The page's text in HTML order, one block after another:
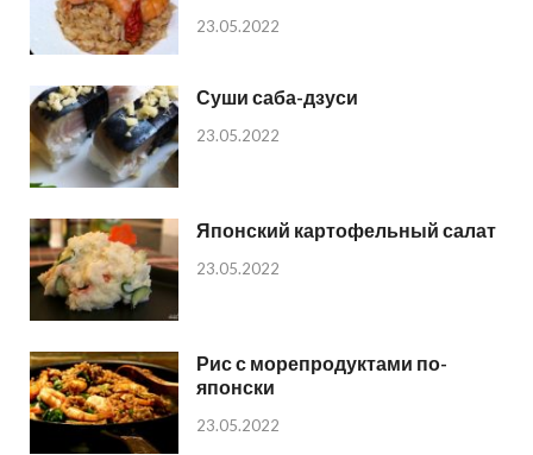
23.05.2022
Суши саба-дзуси
23.05.2022
Японский картофельный салат
23.05.2022
Рис с морепродуктами по-
японски
23.05.2022